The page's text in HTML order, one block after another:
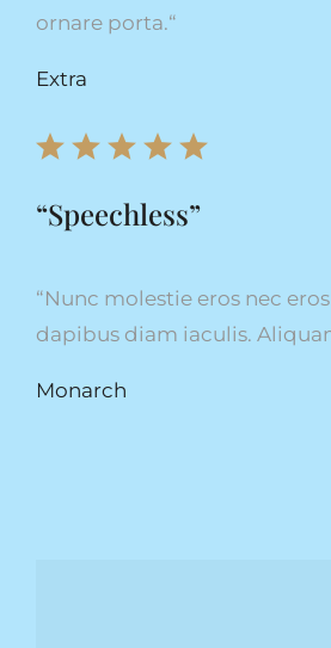
ornare porta.“
Extra
“Speechless”
“Nunc molestie eros nec
dapibus diam iaculis.
Monarch